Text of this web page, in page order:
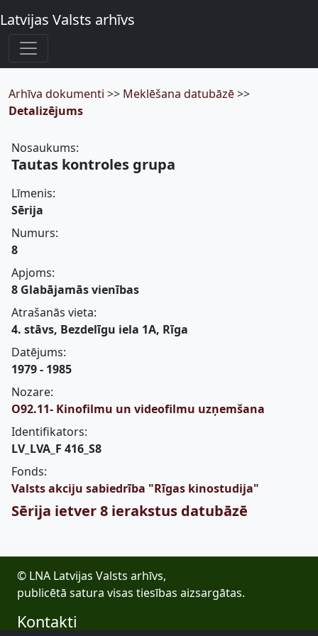
Latvijas Valsts arhīvs
Arhīva dokumenti >> Meklēšana datubāzē>>
Detalizējums
Nosaukums:
Tautas kontroles grupa
Līmenis:
Sērija
Numurs:
8
Apjoms:
8 Glabājamās vienības
Atrašanās vieta:
4. stāvs, Bezdelīgu iela 1A, Rīga
Datējums:
1979 - 1985
Nozare:
O92.11- Kinofilmu un videofilmu uzņemšana
Identifikators:
LV_LVA_F 416_S8
Fonds:
Valsts akciju sabiedrība "Rīgas kinostudija"
Sērija ietver 8 ierakstus datubāzē
© LNA Latvijas Valsts arhīvs,
publicētā satura visas tiesības aizsargātas.
Kontakti